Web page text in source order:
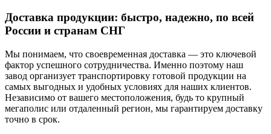
Доставка продукции: быстро, надежно, по всей
России и странам СНГ
Мы понимаем, что своевременная доставка — это ключевой
фактор успешного сотрудничества. Именно поэтому наш
завод организует транспортировку готовой продукции на
самых выгодных и удобных условиях для наших клиентов.
Независимо от вашего местоположения, будь то крупный
мегаполис или отдаленный регион, мы гарантируем доставку
точно в срок.